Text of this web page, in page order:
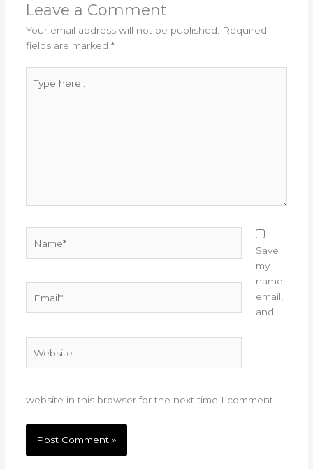
Leave a Comment
Your email address will not be published.
Required
fields are marked *
here..
Save
my
name,
email,
and
website in this browser for the next time I comment.